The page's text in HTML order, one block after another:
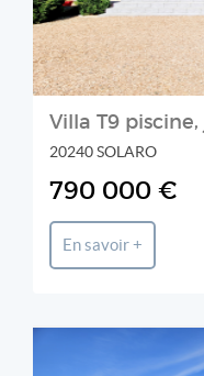
Villa T9
20240 SOLARO
790 000 €
En savoir +